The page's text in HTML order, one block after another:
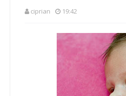
ciprian 19:42